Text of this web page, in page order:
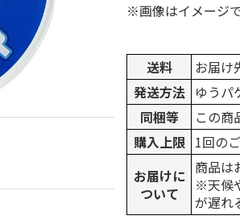
※画像はイメージ
送料
お届け
発送方法 ゆうパ
同梱等
この商
購入上限 1回の
お届けに
ついて
商品は
※天候
が遅れ